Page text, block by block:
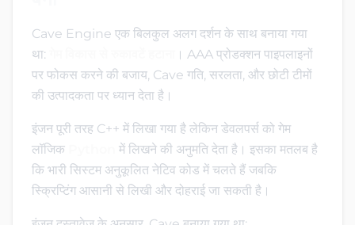
Cave Engine एक बिलकुल अलग दर्शन के साथ बनाया गया
था:
। AAA प्रोडक्शन पाइपलाइनों
पर फोकस करने की बजाय, Cave गति, सरलता, और छोटी टीमों
की उत्पादकता पर ध्यान देता है।
इंजन पूरी तरह C++ में लिखा गया है लेकिन डेवलपर्स को गेम
लॉजिक
में लिखने की अनुमति देता है। इसका मतलब है
कि भारी सिस्टम अनुकूलित नेटिव कोड में चलते हैं जबकि
स्क्रिप्टिंग आसानी से लिखी और दोहराई जा सकती है।